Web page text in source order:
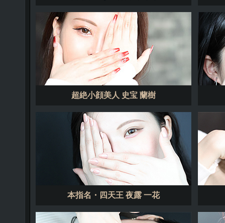
超絶小顔美人 史宝 蘭樹
本指名・四天王 夜露 一花